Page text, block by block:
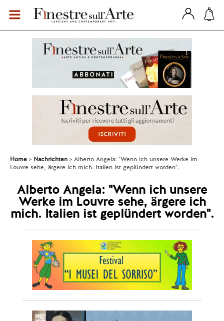
Home Nachrichten
Alberto Angela: "Wenn ich unsere Werke im
Louvre sehe, ärgere ich mich. Italien ist geplündert worden".
Alberto Angela: "Wenn ich unsere
Werke im Louvre sehe, ärgere ich
mich. Italien ist geplündert worden".